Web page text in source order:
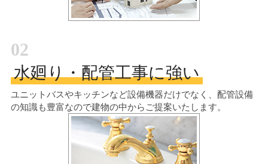
02
水廻り・配管工事に強い
ユニットバスやキッチンなど設備機器だけでなく、配管設備
の知識も豊富なので建物の中からご提案いたします。